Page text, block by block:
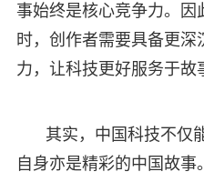
事始终是核心竞争力。因
时，创作者需要具备更
力，让科技更好服务于故
其实，中国科技不仅
自身亦是精彩的中国故